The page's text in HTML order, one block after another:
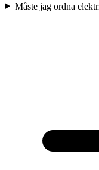
Måste jag ordna